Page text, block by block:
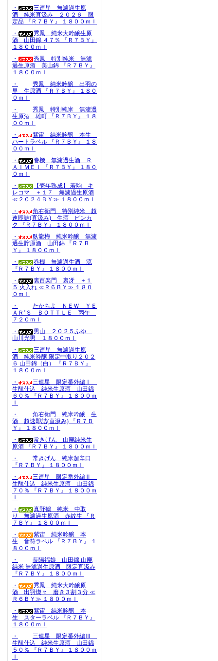
・
三連星 無濾過生原
酒 純米直汲み ２０２６ 限
定品 『Ｒ７ＢＹ』 １８００ｍｌ
・
秀鳳 純米大吟醸生原
酒 山田錦 ４７％ 『Ｒ７ＢＹ』
１８００ｍｌ
・
秀鳳 特別純米 無濾
過生原酒 美山錦 『Ｒ７ＢＹ』
１８００ｍｌ
・
秀鳳 純米吟醸 出羽の
里 生原酒 『Ｒ７ＢＹ』 １８０
０ｍｌ
・
秀鳳 特別純米 無濾過
生原酒 雄町 『Ｒ７ＢＹ』 １８
００ｍｌ
・
紫宙 純米吟醸 本生
ハートラベル 『Ｒ７ＢＹ』 １８
００ｍｌ
・
巻機 無濾過生酒 Ｒ
ＡＩＭＥＩ 『Ｒ７ＢＹ』 １８０
０ｍｌ
・
【壱年熟成】 若駒 キ
レコマ ＋１７ 無濾過生原酒
≪２０２４ＢＹ≫ １８００ｍｌ
・
角右衛門 特別純米 超
速即詰(直汲み) 生酒 ピンカ
ク 『Ｒ７ＢＹ』 １８００ｍｌ
・
臥龍梅 純米吟醸 無濾
過生貯原酒 山田錦 『Ｒ７Ｂ
Ｙ』 １８００ｍｌ
・
巻機 無濾過生酒 涼
『Ｒ７ＢＹ』 １８００ｍｌ
・
裏百楽門 裏冴 ＋１
５ 火入れ ≪Ｒ６ＢＹ≫ １８０
０ｍｌ
・
たかちよ ＮＥＷ ＹＥ
ＡＲ’Ｓ ＢＯＴＴＬＥ 丙午
７２０ｍｌ
・
男山 ２０２５ふゆ
山川光男 １８００ｍｌ
・
三連星 無濾過生原
酒 純米吟醸 限定中取り２０２
６ 山田錦（白） 『Ｒ７ＢＹ』
１８００ｍｌ
・
三連星 限定番外編Ⅰ
生酛仕込 純米生原酒 山田錦
６０％ 『Ｒ７ＢＹ』 １８００ｍ
ｌ
・
角右衛門 純米吟醸 生
酒 超速即詰(直汲み) 『Ｒ７Ｂ
Ｙ』 １８００ｍｌ
・
常きげん 山廃純米生
原酒 『Ｒ７ＢＹ』 １８００ｍｌ
・
常きげん 純米超辛口
『Ｒ７ＢＹ』 １８００ｍｌ
・
三連星 限定番外編Ⅱ
生酛仕込 純米生原酒 山田錦
７０％ 『Ｒ７ＢＹ』 １８００ｍ
ｌ
・
真野鶴 純米 中取
り 無濾過生原酒 赤紋生 『Ｒ
７ＢＹ』 １８００ｍｌ
・
紫宙 純米吟醸 本
生 音符ラベル 『Ｒ７ＢＹ』 １
８００ｍｌ
・
長陽福娘 山田錦 山廃
純米 無濾過生原酒 限定直汲み
『Ｒ７ＢＹ』 １８００ｍｌ
・
秀鳳 純米大吟醸原
酒 出羽燦々 磨き３割３分 ≪
Ｒ６ＢＹ≫ １８００ｍｌ
・
紫宙 純米吟醸 本
生 スターラベル 『Ｒ７ＢＹ』
１８００ｍｌ
・
三連星 限定番外編Ⅲ
生酛仕込 純米生原酒 山田錦
５０％ 『Ｒ７ＢＹ』 １８００ｍ
ｌ